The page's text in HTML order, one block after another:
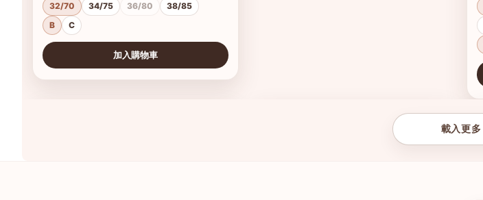
32/70
34/75 36/80
38/85
B
C
加入購物車
查看圖片
載入更多